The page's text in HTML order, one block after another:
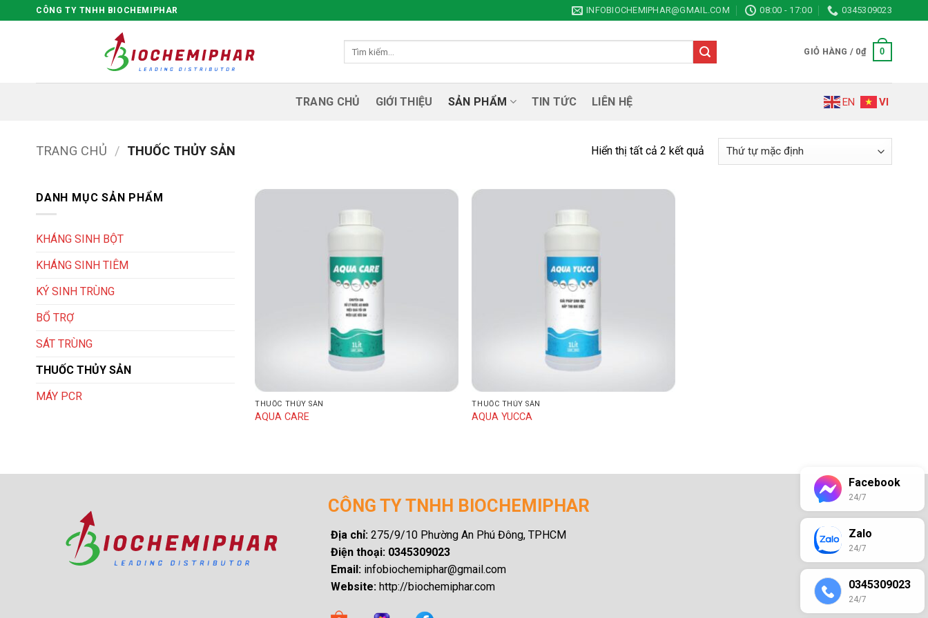
qua
CÔNG TY TNHH BIOCHEMIPHAR INFOBIOCHEMIPHAR@GMAIL.COM 08:00 - 17:00 0345309023
GIỎ HÀNG / 0₫ 0
TRANG CHỦ GIỚI THIỆU SẢN PHẨM TIN TỨC LIÊN HỆ EN VI
TRANG CHỦ / THUỐC THỦY SẢN Hiển thị tất cả 2 kết quả
DANH MỤC SẢN PHẨM
KHÁNG SINH BỘT
KHÁNG SINH TIÊM
KÝ SINH TRÙNG
BỔ TRỢ
SÁT TRÙNG
THUỐC THỦY SẢN
MÁY PCR
THUỐC THỦY SẢN
AQUA CARE
THUỐC THỦY SẢN
AQUA YUCCA
CÔNG TY TNHH BIOCHEMIPHAR
Địa chỉ: 275/9/10 Phường An Phú Đông, TPHCM
Điện thoại: 0345309023
Email: infobiochemiphar@gmail.com
Website: http://biochemiphar.com
Facebook
24/7
Zalo
24/7
0345309023
24/7